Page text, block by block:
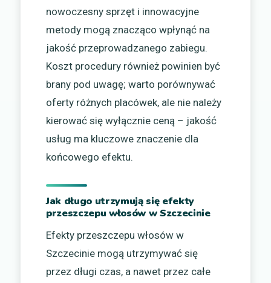
nowoczesny sprzęt i innowacyjne
metody mogą znacząco wpłynąć na
jakość przeprowadzanego zabiegu.
Koszt procedury również powinien być
brany pod uwagę; warto porównywać
oferty różnych placówek, ale nie należy
kierować się wyłącznie ceną – jakość
usług ma kluczowe znaczenie dla
końcowego efektu.
Jak długo utrzymują się efekty
przeszczepu włosów w Szczecinie
Efekty przeszczepu włosów w
Szczecinie mogą utrzymywać się
przez długi czas, a nawet przez całe